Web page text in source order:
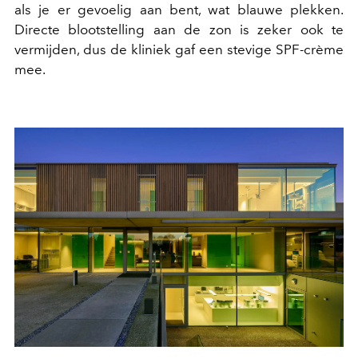
als je er gevoelig aan bent, wat blauwe plekken.
Directe blootstelling aan de zon is zeker ook te
vermijden, dus de kliniek gaf een stevige SPF-crème
mee.